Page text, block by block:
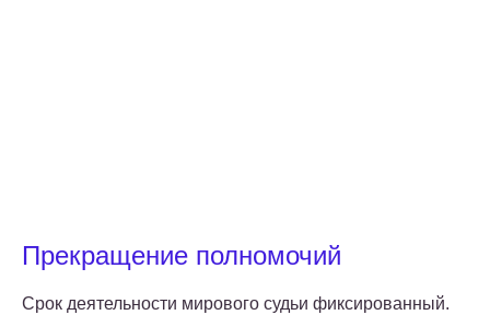
Прекращение полномочий
Срок деятельности мирового судьи фиксированный.